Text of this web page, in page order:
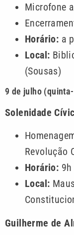
Microfone
Horário: a
Local:
(Sousas)
9 de julho
Solenidade
Revolução
Horário: 9h
Local:
Guilherme de